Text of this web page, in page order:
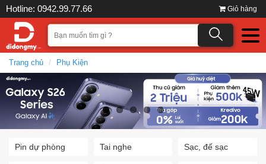
Hotline: 0942.99.77.66 Giỏ hàng
Trang chủ Phụ Kiện
Pin dự phòng Tai nghe Sạc, đế sạc